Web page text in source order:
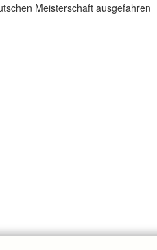
Meisterschaft ausgefahren